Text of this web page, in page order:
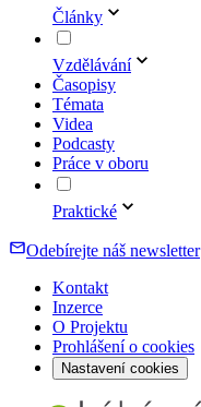
Články
Vzdělávání
Časopisy
Témata
Videa
Podcasty
Práce v oboru
Praktické
Odebírejte náš newsletter
Kontakt
Inzerce
O Projektu
Prohlášení o cookies
Nastavení cookies